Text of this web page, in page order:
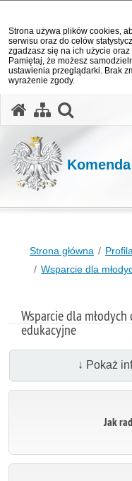
Strona używa plików cookies,
serwisu oraz do celów
zgadzasz się na ich użycie
Pamiętaj, że możesz
ustawienia przeglądarki. Brak
wyrażenie zgody.
Strona główna
Wsparcie dla
Wsparcie dla
edukacyjne
↓ Pokaż
Jak